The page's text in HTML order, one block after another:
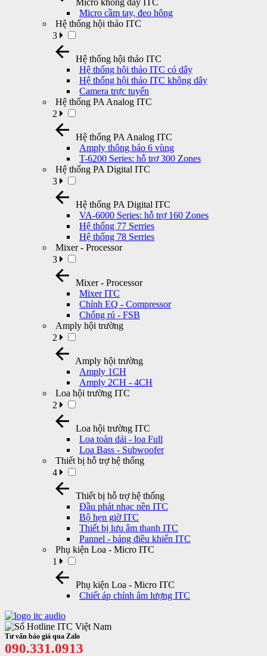
Micro không dây ITC
Micro cầm tay, đeo hông
Hệ thống hội thảo ITC
3
Hệ thống hội thảo ITC
Hệ thống hội thảo ITC có dây
Hệ thống hội thảo ITC không dây
Camera trực tuyến
Hệ thống PA Analog ITC
2
Hệ thống PA Analog ITC
Amply thông báo 6 vùng
T-6200 Series: hỗ trợ 300 Zones
Hệ thống PA Digital ITC
3
Hệ thống PA Digital ITC
VA-6000 Series: hỗ trợ 160 Zones
Hệ thống 77 Serries
Hệ thống 78 Serries
Mixer - Processor
3
Mixer - Processor
Mixer ITC
Chỉnh EQ - Compressor
Chống rú - FSB
Amply hội trường
2
Amply hội trường
Amply 1CH
Amply 2CH - 4CH
Loa hội trường ITC
2
Loa hội trường ITC
Loa toàn dải - loa Full
Loa Bass - Subwoofer
Thiết bị hỗ trợ hệ thống
4
Thiết bị hỗ trợ hệ thống
Đầu phát nhạc nền ITC
Bộ hẹn giờ ITC
Thiết bị lưu âm thanh ITC
Pannel - bảng điều khiển ITC
Phụ kiện Loa - Micro ITC
1
Phụ kiện Loa - Micro ITC
Chiết áp chỉnh âm lượng ITC
Tư vấn báo giá qua Zalo
090.331.0913